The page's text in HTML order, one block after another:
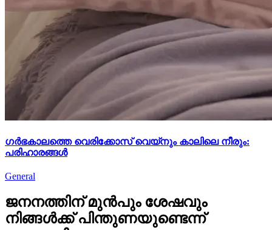
ഗർഭകാലത്തെ വെരിക്കോസ് വെയ്നും കാലിലെ നീരും:
പരിഹാരങ്ങൾ
General
ജനനത്തിന് മുൻപും ശേഷവും
നിങ്ങള്‍ക്ക് പിന്തുണയുണ്ടെന്ന്